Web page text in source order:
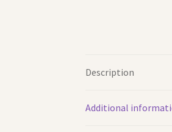
Description
Additional